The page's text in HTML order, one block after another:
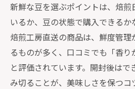
新鮮な豆を選ぶポイントは、焙煎
いるか、豆の状態で購入できるか
焙煎工房直送の商品は、鮮度管理
るものが多く、口コミでも「香り
と評価されています。開封後はで
み切ることが、美味しさを保つコ